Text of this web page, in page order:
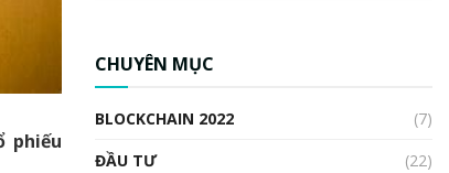
phiếu
CHUYÊN MỤC
BLOCKCHAIN 2022
(7)
ĐẦU TƯ
(22)